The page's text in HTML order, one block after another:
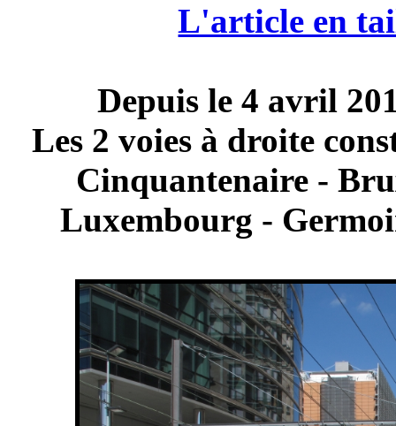
L'article en
Depuis le 4 avril
Les 2 voies à droite
Cinquantenaire -
Luxembourg -